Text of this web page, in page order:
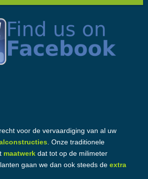
voor de vervaardiging van al uw
. Onze traditionele
maatwerk dat tot op de milimeter
gaan we dan ook steeds de extra